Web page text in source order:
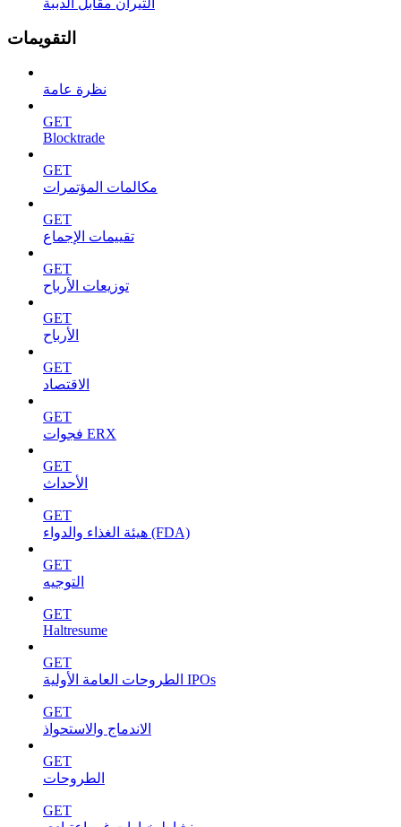
الثيران مقابل الدببة
التقويمات
نظرة عامة
GET
Blocktrade
GET
مكالمات المؤتمرات
GET
تقييمات الإجماع
GET
توزيعات الأرباح
GET
الأرباح
GET
الاقتصاد
GET
فجوات ERX
GET
الأحداث
GET
هيئة الغذاء والدواء (FDA)
GET
التوجيه
GET
Haltresume
GET
الطروحات العامة الأولية IPOs
GET
الاندماج والاستحواذ
GET
الطروحات
GET